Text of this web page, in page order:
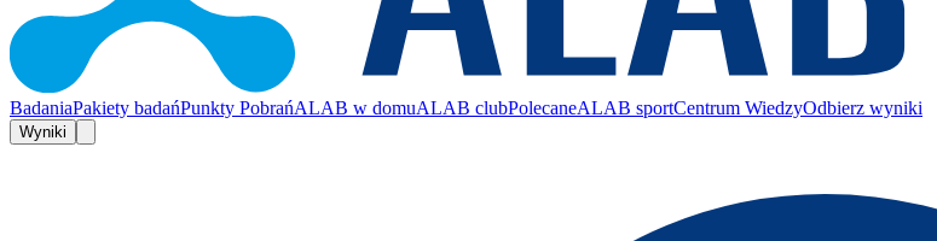
BadaniaPakiety badańPunkty PobrańALAB w domuALAB clubPolecaneALAB sportCentrum WiedzyOdbierz wyniki
Wyniki